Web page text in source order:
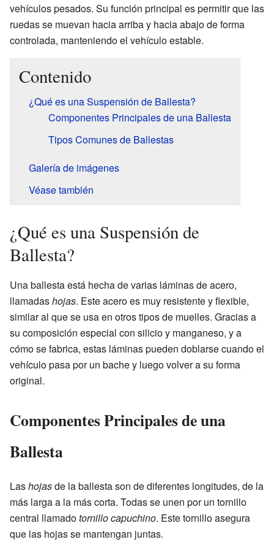
vehículos pesados. Su función principal es permitir que las
ruedas se muevan hacia arriba y hacia abajo de forma
controlada, manteniendo el vehículo estable.
Contenido
¿Qué es una Suspensión de Ballesta?
Componentes Principales de una Ballesta
Tipos Comunes de Ballestas
Galería de imágenes
Véase también
¿Qué es una Suspensión de
Ballesta?
Una ballesta está hecha de varias láminas de acero,
llamadashojas. Este acero es muy resistente y flexible,
similar al que se usa en otros tipos de muelles. Gracias a
su composición especial con silicio y manganeso, y a
cómo se fabrica, estas láminas pueden doblarse cuando el
vehículo pasa por un bache y luego volver a su forma
original.
Componentes Principales de una
Ballesta
Lashojasde la ballesta son de diferentes longitudes, de la
más larga a la más corta. Todas se unen por un tornillo
central llamadotornillo capuchino. Este tornillo asegura
que las hojas se mantengan juntas.